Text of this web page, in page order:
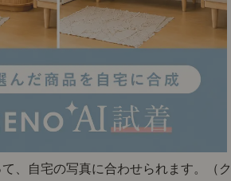
、自宅の写真に合わせられます。
（ク